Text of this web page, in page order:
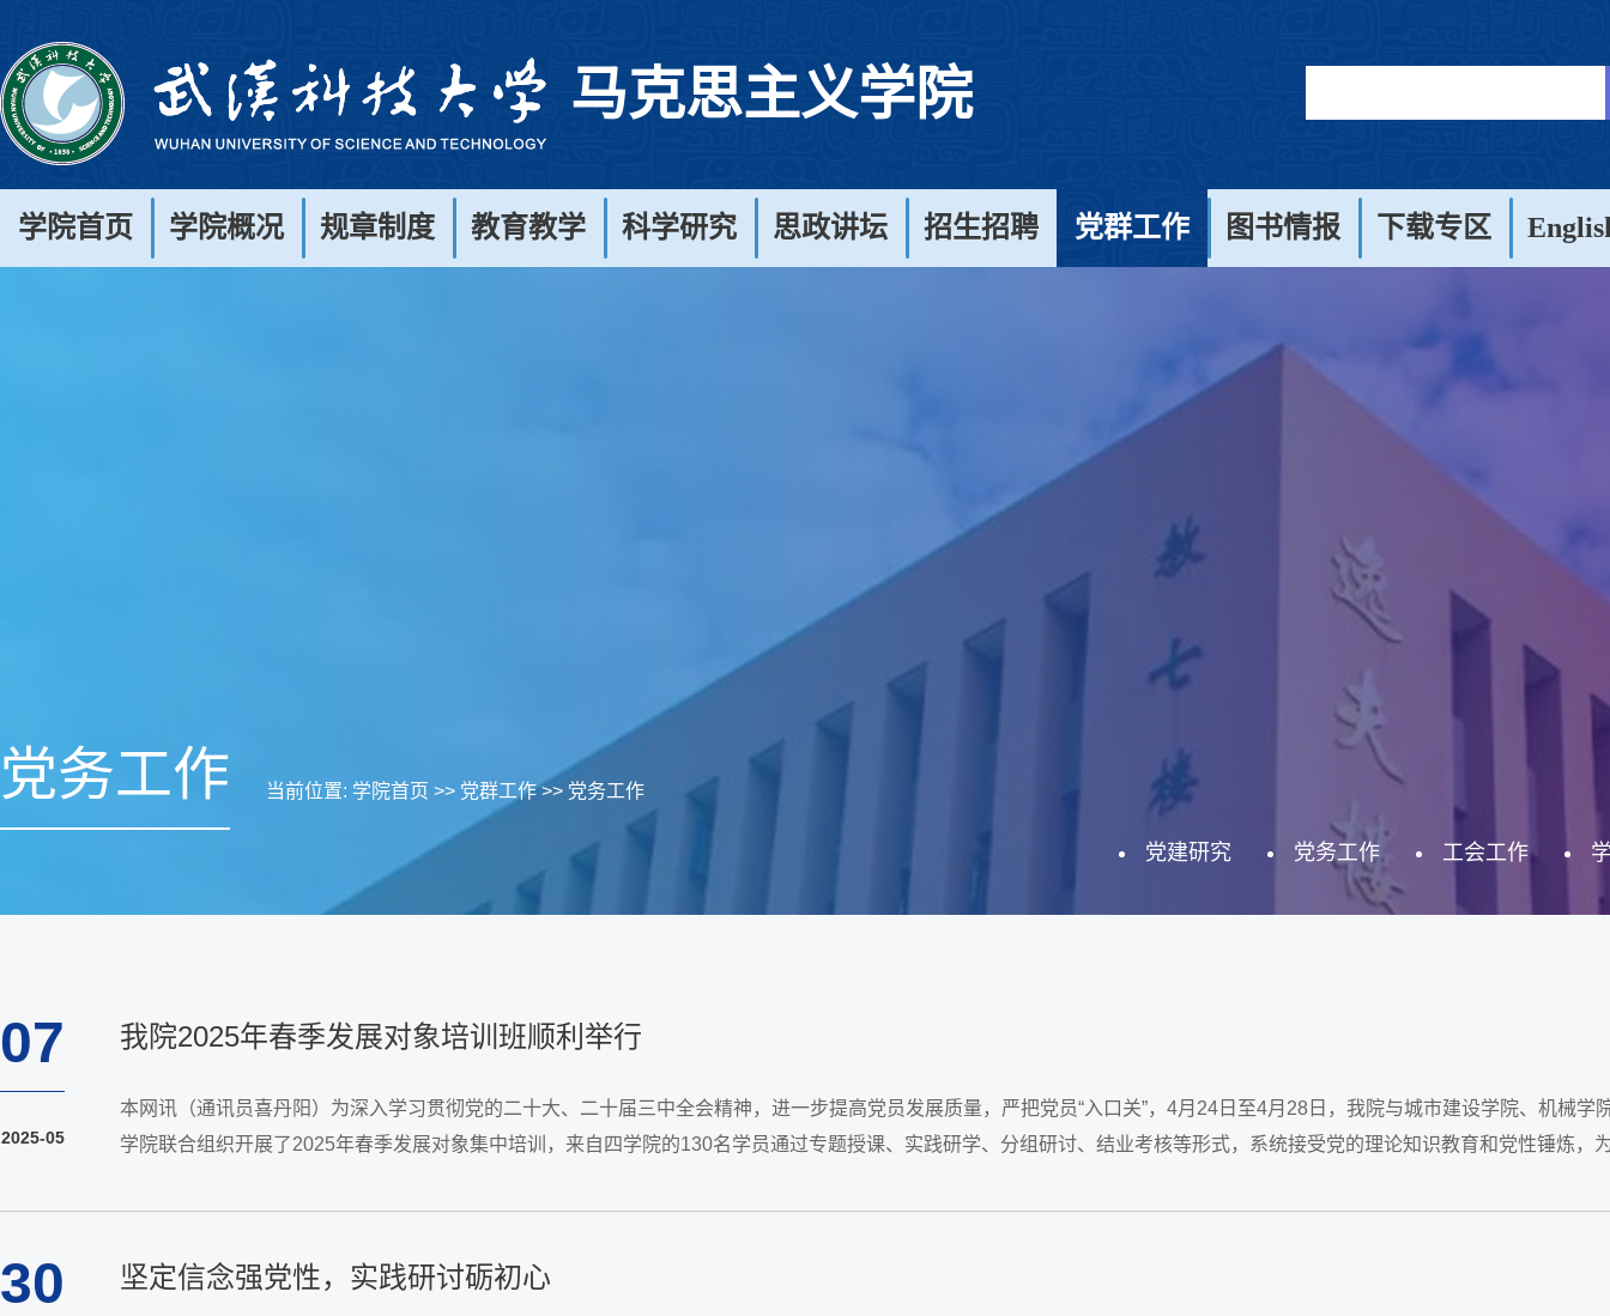
马克思主义学院
学院首页 学院概况 规章制度 教育教学 科学研究 思政讲坛 招生招聘 党群工作 图书情报 下载专区
党务工作 当前位置: 学院首页 >> 党群工作>> 党务工作
党建研究 党务工作 工会工作
07
2025-05
我院2025年春季发展对象培训班顺利举行
本网讯（通讯员喜丹阳）为深入学习贯彻党的二十大、二十届三中全会精神，进一步提高党员发展质量，严把党员“入口关”，4月24日至4月28日，我院与城市建设学院、机械学
学院联合组织开展了2025年春季发展对象集中培训，来自四学院的130名学员通过专题授课、实践研学、分组研讨、结业考核等形式，系统接受党的理论知识教育和党性锤炼，
30 坚定信念强党性，实践研讨砺初心